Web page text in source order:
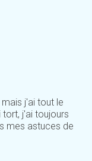
mais j'ai tout le
j'ai toujours
mes astuces de